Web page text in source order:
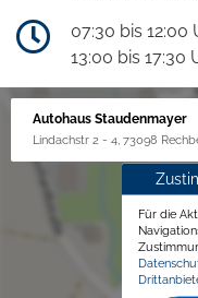
07:30 bis 12:00
13:00 bis 17:30
Autohaus Staudenmayer
Lindachstr 2 - 4, 73098
Für die